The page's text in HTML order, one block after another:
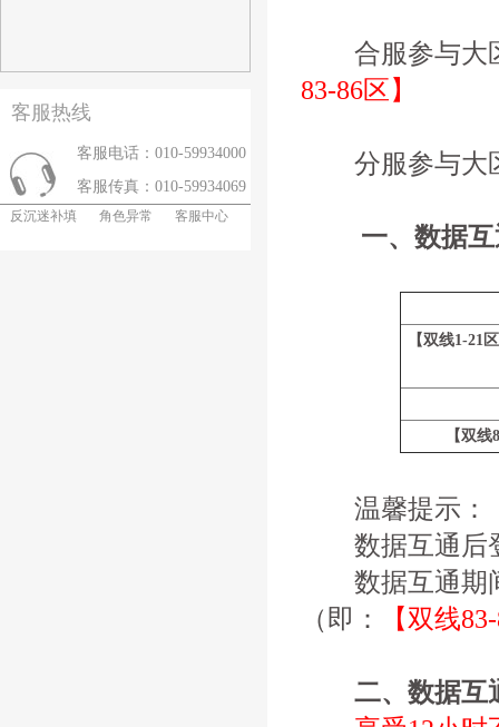
客服热线
客服电话：010-59934000
客服传真：010-59934069
反沉迷补填 角色异常 客服中心
合服参与大
83-86区】
分服参与大
一、数据
【双线1-21
【双
温馨提示：
数据互通后登
数据互通期间
（即：
【双线
二、数据互